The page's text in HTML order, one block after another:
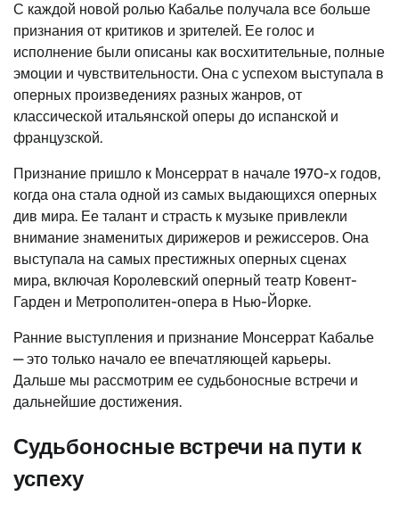
С каждой новой ролью Кабалье получала все больше
признания от критиков и зрителей. Ее голос и
исполнение были описаны как восхитительные, полные
эмоции и чувствительности. Она с успехом выступала в
оперных произведениях разных жанров, от
классической итальянской оперы до испанской и
французской.
Признание пришло к Монсеррат в начале 1970-х годов,
когда она стала одной из самых выдающихся оперных
див мира. Ее талант и страсть к музыке привлекли
внимание знаменитых дирижеров и режиссеров. Она
выступала на самых престижных оперных сценах
мира, включая Королевский оперный театр Ковент-
Гарден и Метрополитен-опера в Нью-Йорке.
Ранние выступления и признание Монсеррат Кабалье
— это только начало ее впечатляющей карьеры.
Дальше мы рассмотрим ее судьбоносные встречи и
дальнейшие достижения.
Судьбоносные встречи на пути к
успеху